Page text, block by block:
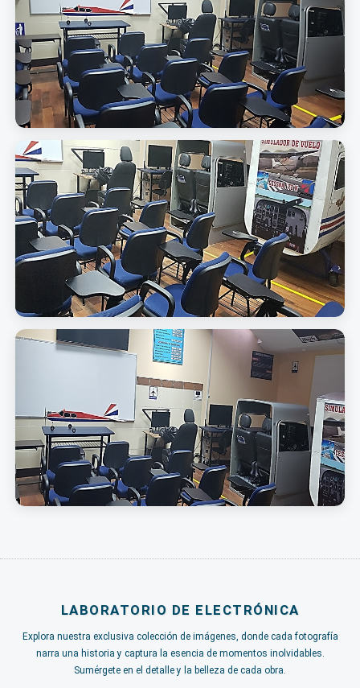
LABORATORIO DE ELECTRÓNICA
Explora nuestra exclusiva colección de imágenes, donde cada fotografía
narra una historia y captura la esencia de momentos inolvidables.
Sumérgete en el detalle y la belleza de cada obra.